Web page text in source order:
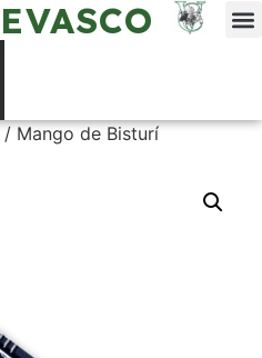
/ Mango de Bisturí